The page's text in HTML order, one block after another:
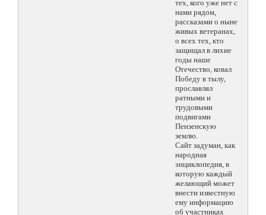
тех, кого уже нет с
нами рядом,
рассказами о ныне
живых ветеранах,
о всех тех, кто
защищал в лихие
годы наше
Отечество, ковал
Победу в тылу,
прославлял
ратными и
трудовыми
подвигами
Пензенскую
землю.
Сайт задуман, как
народная
энциклопедия, в
которую каждый
желающий может
внести известную
ему информацию
об участниках